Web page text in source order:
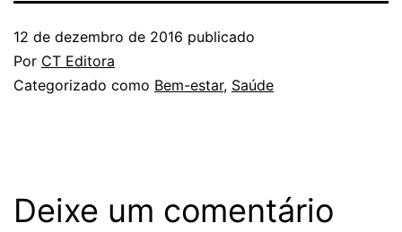
12 de dezembro de 2016 publicado
Por CT Editora
Categorizado como Bem-estar, Saúde
Deixe um comentário